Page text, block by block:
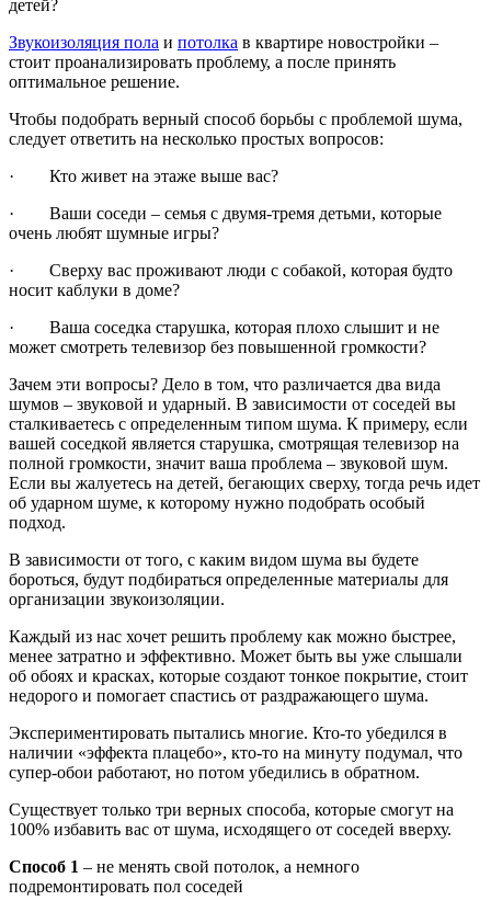
детей?
Звукоизоляция пола и потолка в квартире новостройки –
стоит проанализировать проблему, а после принять
оптимальное решение.
Чтобы подобрать верный способ борьбы с проблемой шума,
следует ответить на несколько простых вопросов:
· Кто живет на этаже выше вас?
· Ваши соседи – семья с двумя-тремя детьми, которые
очень любят шумные игры?
· Сверху вас проживают люди с собакой, которая будто
носит каблуки в доме?
· Ваша соседка старушка, которая плохо слышит и не
может смотреть телевизор без повышенной громкости?
Зачем эти вопросы? Дело в том, что различается два вида
шумов – звуковой и ударный. В зависимости от соседей вы
сталкиваетесь с определенным типом шума. К примеру, если
вашей соседкой является старушка, смотрящая телевизор на
полной громкости, значит ваша проблема – звуковой шум.
Если вы жалуетесь на детей, бегающих сверху, тогда речь идет
об ударном шуме, к которому нужно подобрать особый
подход.
В зависимости от того, с каким видом шума вы будете
бороться, будут подбираться определенные материалы для
организации звукоизоляции.
Каждый из нас хочет решить проблему как можно быстрее,
менее затратно и эффективно. Может быть вы уже слышали
об обоях и красках, которые создают тонкое покрытие, стоит
недорого и помогает спастись от раздражающего шума.
Экспериментировать пытались многие. Кто-то убедился в
наличии «эффекта плацебо», кто-то на минуту подумал, что
супер-обои работают, но потом убедились в обратном.
Существует только три верных способа, которые смогут на
100% избавить вас от шума, исходящего от соседей вверху.
Способ 1 – не менять свой потолок, а немного
подремонтировать пол соседей